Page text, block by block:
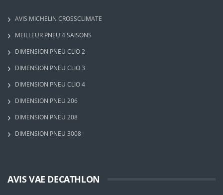
AVIS MICHELIN CROSSCLIMATE
MEILLEUR PNEU 4 SAISONS
DIMENSION PNEU CLIO 2
DIMENSION PNEU CLIO 3
DIMENSION PNEU CLIO 4
DIMENSION PNEU 206
DIMENSION PNEU 208
DIMENSION PNEU 3008
AVIS VAE DECATHLON